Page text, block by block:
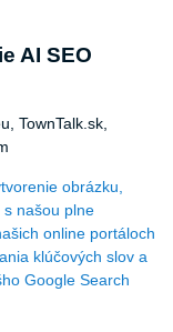
AI SEO
TownTalk.sk,
obrázku,
s našou plne
online portáloch
klúčových slov a
Google Search